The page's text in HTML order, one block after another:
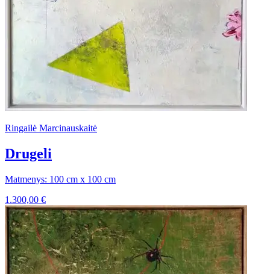
Ringailė Marcinauskaitė
Drugeli
Matmenys: 100 cm x 100 cm
1.300,00 €